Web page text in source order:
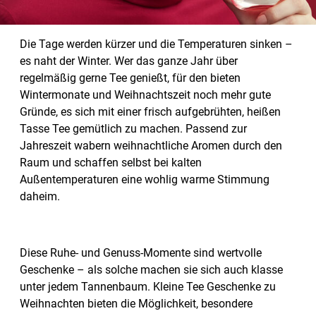
Die Tage werden kürzer und die Temperaturen sinken –
es naht der Winter. Wer das ganze Jahr über
regelmäßig gerne Tee genießt, für den bieten
Wintermonate und Weihnachtszeit noch mehr gute
Gründe, es sich mit einer frisch aufgebrühten, heißen
Tasse Tee gemütlich zu machen. Passend zur
Jahreszeit wabern weihnachtliche Aromen durch den
Raum und schaffen selbst bei kalten
Außentemperaturen eine wohlig warme Stimmung
daheim.
Diese Ruhe- und Genuss-Momente sind wertvolle
Geschenke – als solche machen sie sich auch klasse
unter jedem Tannenbaum. Kleine Tee Geschenke zu
Weihnachten bieten die Möglichkeit, besondere